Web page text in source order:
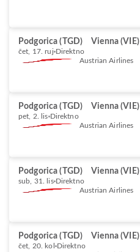
Podgorica (TGD) Vienna (VIE)
čet, 17. ruj Direktno
Austrian Airlines
Podgorica (TGD) Vienna (VIE)
pet, 2. lis Direktno
Austrian Airlines
Podgorica (TGD) Vienna (VIE)
sub, 31. lis Direktno
Austrian Airlines
Podgorica (TGD) Vienna (VIE)
čet, 20. kol Direktno